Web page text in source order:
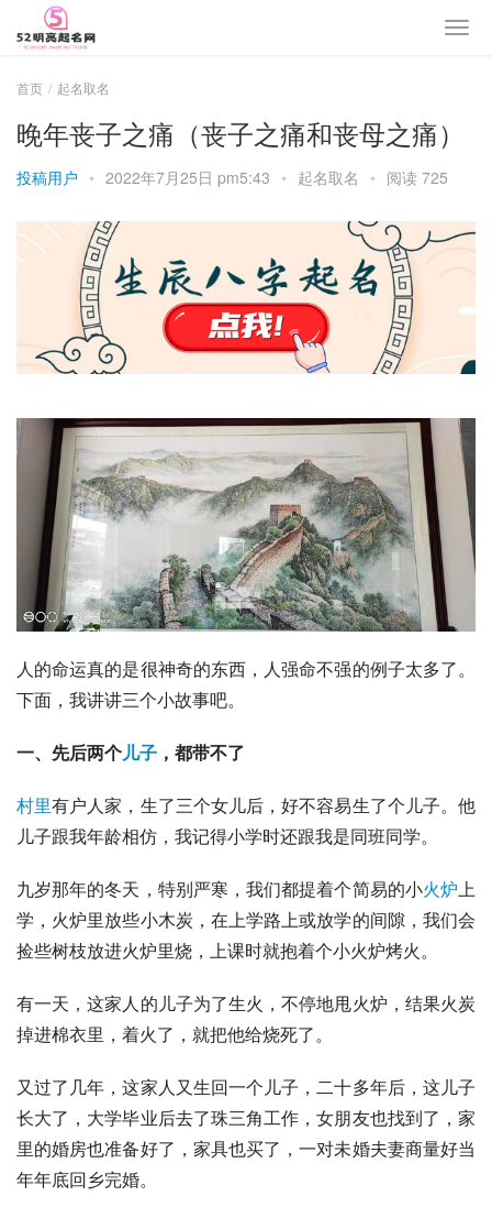
首页 起名取名
晚年丧子之痛（丧子之痛和丧母之痛）
投稿用户 • 2022年7月25日 pm5:43 • 起名取名 • 阅读 725
人的命运真的是很神奇的东西，人强命不强的例子太多了。
下面，我讲讲三个小故事吧。
一、先后两个儿子 ，都带不了
村里有户人家，生了三个女儿后，好不容易生了个儿子。他
儿子跟我年龄相仿，我记得小学时还跟我是同班同学。
九岁那年的冬天，特别严寒，我们都提着个简易的小火炉上
学，火炉里放些小木炭，在上学路上或放学的间隙，我们会
捡些树枝放进火炉里烧，上课时就抱着个小火炉烤火。
有一天，这家人的儿子为了生火，不停地甩火炉，结果火炭
掉进棉衣里，着火了，就把他给烧死了。
又过了几年，这家人又生回一个儿子，二十多年后，这儿子
长大了，大学毕业后去了珠三角工作，女朋友也找到了，家
里的婚房也准备好了，家具也买了，一对未婚夫妻商量好当
年年底回乡完婚。